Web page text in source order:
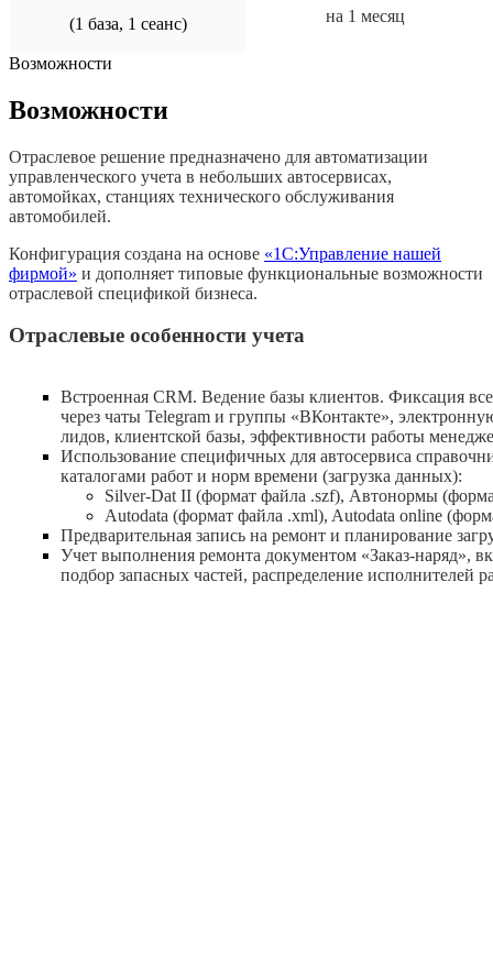
(1 база, 1 сеанс)
на 1 месяц
Возможности
Возможности
Отраслевое решение предназначено для автоматизации
управленческого учета в небольших автосервисах,
автомойках, станциях технического обслуживания
автомобилей.
Конфигурация создана на основе «1С:Управление нашей
фирмой» и дополняет типовые функциональные возможности
отраслевой спецификой бизнеса.
Отраслевые особенности учета
Встроенная CRM. Ведение базы клиентов. Фиксация
через чаты Telegram и группы «ВКонтакте»,
лидов, клиентской базы, эффективности работы
Использование специфичных для автосервиса
каталогами работ и норм времени (загрузка данных):
Silver-Dat II (формат файла .szf), Автонормы
Autodata (формат файла .xml), Autodata online
Предварительная запись на ремонт и планирование
Учет выполнения ремонта документом «Заказ-наряд»,
подбор запасных частей, распределение исполнителей